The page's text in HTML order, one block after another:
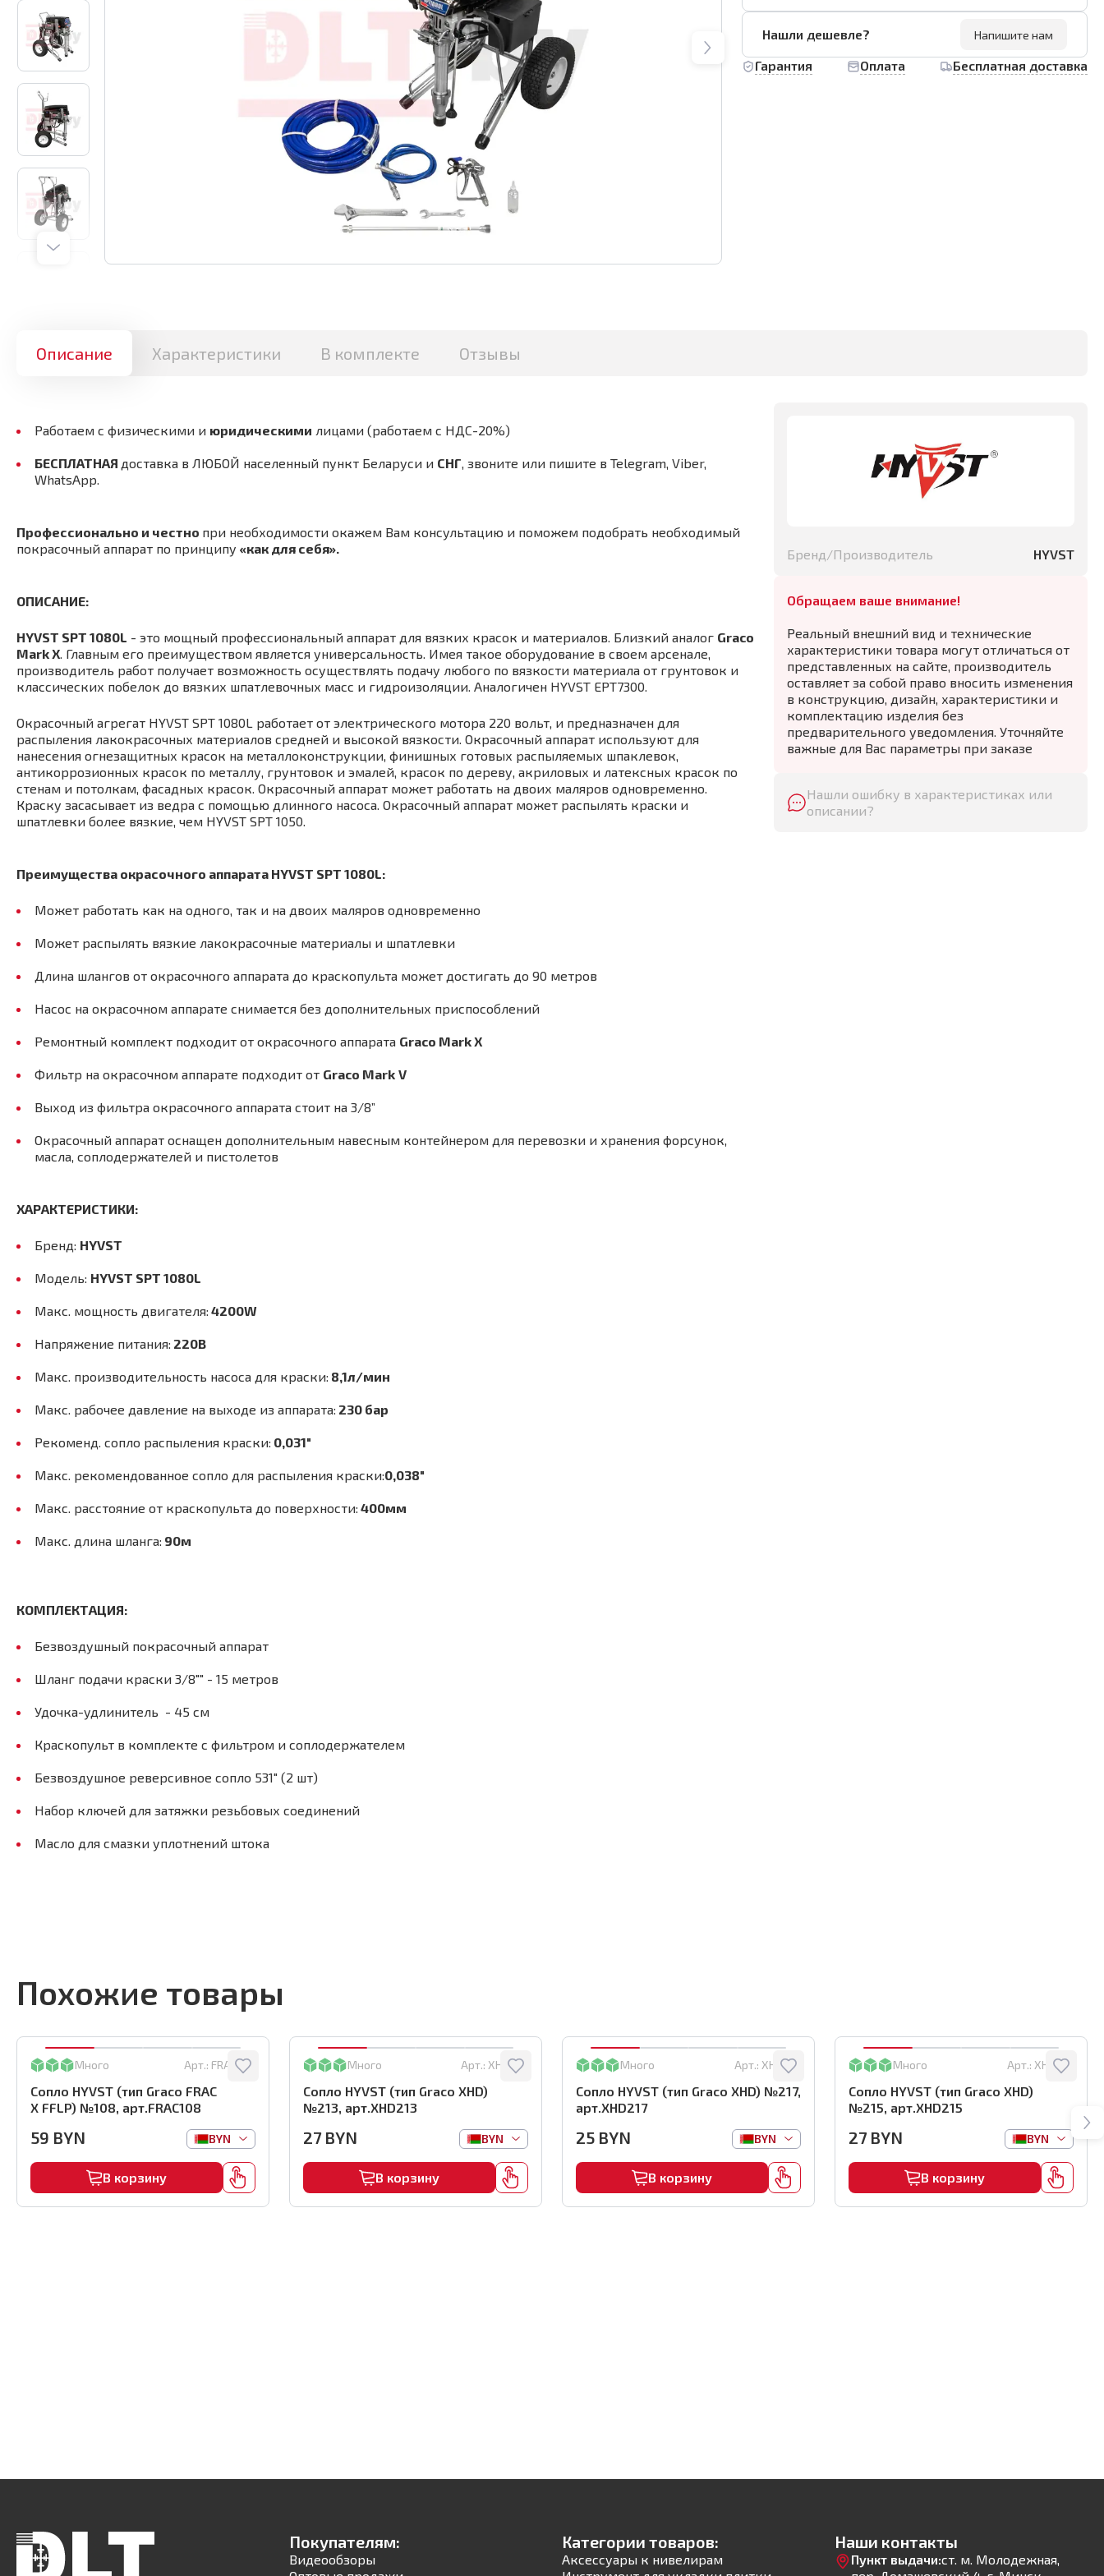
Нашли дешевле? Напишите нам
Гарантия Оплата Бесплатная доставка
Описание Характеристики В комплекте Отзывы
Работаем с физическими и юридическими лицами (работаем с НДС-20%)
БЕСПЛАТНАЯ доставка в ЛЮБОЙ населенный пункт Беларуси и СНГ, звоните или пишите в Telegram, Viber,
WhatsApp.
Профессионально и честно при необходимости окажем Вам консультацию и поможем подобрать необходимый
покрасочный аппарат по принципу «как для себя».
ОПИСАНИЕ:
HYVST SPT 1080L - это мощный профессиональный аппарат для вязких красок и материалов. Близкий аналог Graco
Mark X. Главным его преимуществом является универсальность. Имея такое оборудование в своем арсенале,
производитель работ получает возможность осуществлять подачу любого по вязкости материала от грунтовок и
классических побелок до вязких шпатлевочных масс и гидроизоляции. Аналогичен HYVST EPT7300.
Окрасочный агрегат HYVST SPT 1080L работает от электрического мотора 220 вольт, и предназначен для
распыления лакокрасочных материалов средней и высокой вязкости. Окрасочный аппарат используют для
нанесения огнезащитных красок на металлоконструкции, финишных готовых распыляемых шпаклевок,
антикоррозионных красок по металлу, грунтовок и эмалей, красок по дереву, акриловых и латексных красок по
стенам и потолкам, фасадных красок. Окрасочный аппарат может работать на двоих маляров одновременно.
Краску засасывает из ведра с помощью длинного насоса. Окрасочный аппарат может распылять краски и
шпатлевки более вязкие, чем HYVST SPT 1050.
Преимущества окрасочного аппарата HYVST SPT 1080L:
Может работать как на одного, так и на двоих маляров одновременно
Может распылять вязкие лакокрасочные материалы и шпатлевки
Длина шлангов от окрасочного аппарата до краскопульта может достигать до 90 метров
Насос на окрасочном аппарате снимается без дополнительных приспособлений
Ремонтный комплект подходит от окрасочного аппарата Graco Mark X
Фильтр на окрасочном аппарате подходит от Graco Mark V
Выход из фильтра окрасочного аппарата стоит на 3/8”
Окрасочный аппарат оснащен дополнительным навесным контейнером для перевозки и хранения форсунок,
масла, соплодержателей и пистолетов
ХАРАКТЕРИСТИКИ:
Бренд: HYVST
Модель: HYVST SPT 1080L
Макс. мощность двигателя: 4200W
Напряжение питания: 220В
Макс. производительность насоса для краски: 8,1л/мин
Макс. рабочее давление на выходе из аппарата: 230 бар
Рекоменд. сопло распыления краски: 0,031"
Макс. рекомендованное сопло для распыления краски:0,038"
Макс. расстояние от краскопульта до поверхности: 400мм
Макс. длина шланга: 90м
КОМПЛЕКТАЦИЯ:
Безвоздушный покрасочный аппарат
Шланг подачи краски 3/8"" - 15 метров
Удочка-удлинитель - 45 см
Краскопульт в комплекте с фильтром и соплодержателем
Безвоздушное реверсивное сопло 531" (2 шт)
Набор ключей для затяжки резьбовых соединений
Масло для смазки уплотнений штока
Бренд/Производитель HYVST
Обращаем ваше внимание!
Реальный внешний вид и технические
характеристики товара могут отличаться от
представленных на сайте, производитель
оставляет за собой право вносить изменения
в конструкцию, дизайн, характеристики и
комплектацию изделия без
предварительного уведомления. Уточняйте
важные для Вас параметры при заказе
Нашли ошибку в характеристиках или
описании?
Похожие товары
Много Арт.: FRAC108
Сопло HYVST (тип Graco FRAC
X FFLP) №108, арт.FRAC108
59 BYN BYN
В корзину
Много Арт.: XHD213
Сопло HYVST (тип Graco XHD)
№213, арт.XHD213
27 BYN BYN
В корзину
Много Арт.: XHD217
Сопло HYVST (тип Graco XHD) №217,
арт.XHD217
25 BYN BYN
В корзину
Много Арт.: XHD215
Сопло HYVST (тип Graco XHD)
№215, арт.XHD215
27 BYN BYN
В корзину
Покупателям:
Видеообзоры
Категории товаров:
Аксессуары к нивелирам
Наши контакты
Пункт выдачи:ст. м. Молодежная,